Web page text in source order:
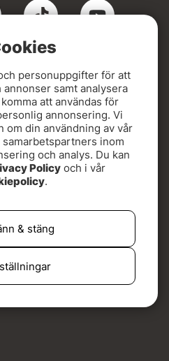
order i Veddesta när du
och med Sveriges bredaste
personuppgifter för att
samt analysera
att användas för
annonsering. Vi
om din användning av vår
inom
och analys. Du kan
Policy och i vår
.
& stäng